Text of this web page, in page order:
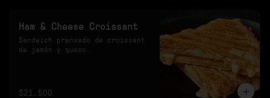
Ham & Cheese Croissant
Sandwich prensado de croissant
de jamón y queso.
$21.500